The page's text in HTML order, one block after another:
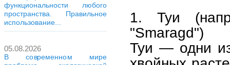
функциональности любого
пространства. Правильное
использование...
05.08.2026
В современном мире
1. Туи
"Smaragd")
Туи — одни